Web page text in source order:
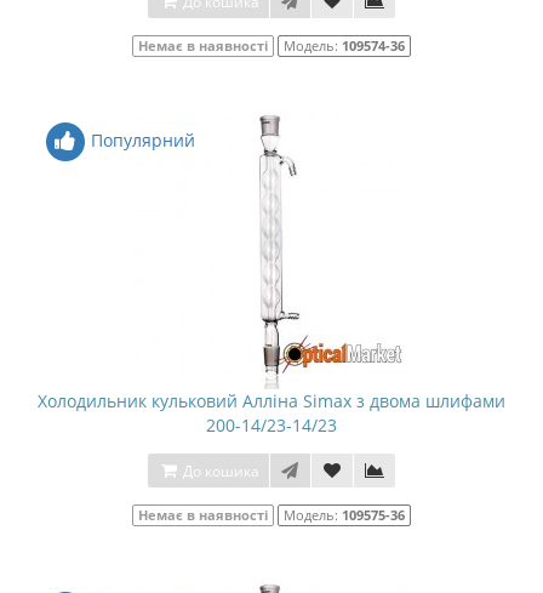
Немає в наявності Модель: 109574-36
Популярний
Холодильник кульковий Алліна Simax з двома шлифами
200-14/23-14/23
До кошика
Немає в наявності Модель: 109575-36